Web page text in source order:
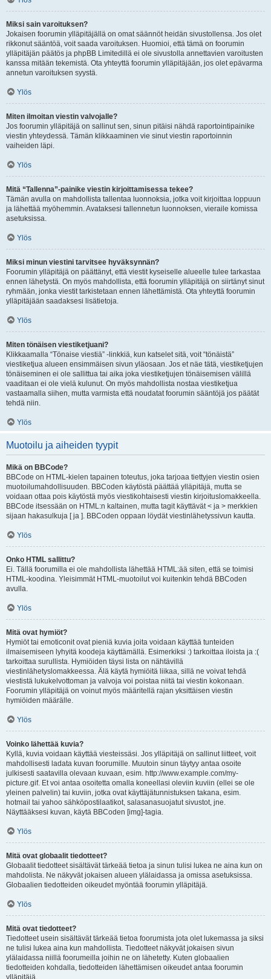
Miksi sain varoituksen?
Jokaisen foorumin ylläpitäjällä on omat säännöt heidän sivustollensa. Jos olet
rikkonut sääntöä, voit saada varoituksen. Huomioi, että tämä on foorumin
ylläpitäjän päätös ja phpBB Limitedillä ei ole sivustolla annettavien varoitusten
kanssa mitään tekemistä. Ota yhteyttä foorumin ylläpitäjään, jos olet epävarma
annetun varoituksen syystä.
Ylös
Miten ilmoitan viestin valvojalle?
Jos foorumin ylläpitäjä on sallinut sen, sinun pitäisi nähdä raportointipainike
viestin yhteydessä. Tämän klikkaaminen vie sinut viestin raportoinnin
vaiheiden läpi.
Ylös
Mitä “Tallenna”-painike viestin kirjoittamisessa tekee?
Tämän avulla on mahdollista tallentaa luonnoksia, jotka voit kirjoittaa loppuun
ja lähettää myöhemmin. Avataksesi tallennetun luonnoksen, vieraile komissa
asetuksissa.
Ylös
Miksi minun viestini tarvitsee hyväksynnän?
Foorumin ylläpitäjä on päättänyt, että viestit kyseiselle alueelle tulee tarkastaa
ennen lähetystä. On myös mahdollista, että foorumin ylläpitäjä on siirtänyt sinut
ryhmään, jonka viestit tarkistetaan ennen lähettämistä. Ota yhteyttä foorumin
ylläpitäjään saadaksesi lisätietoja.
Ylös
Miten tönäisen viestiketjuani?
Klikkaamalla “Tönaise viestiä” -linkkiä, kun katselet sitä, voit “tönäistä”
viestiketjua alueen ensimmäisen sivun yläosaan. Jos et näe tätä, viestiketjujen
tönäiseminen ei ole sallittua tai aika joka viestiketjujen tönäisemisen välillä
vaaditaan ei ole vielä kulunut. On myös mahdollista nostaa viestiketjua
vastaamalla siihen, mutta varmista että noudatat foorumin sääntöjä jos päätät
tehdä niin.
Ylös
Muotoilu ja aiheiden tyypit
Mikä on BBCode?
BBCode on HTML-kielen tapainen toteutus, joka tarjoaa tiettyjen viestin osien
muotoilumahdollisuuden. BBCoden käytöstä päättää ylläpitäjä, mutta se
voidaan ottaa pois käytöstä myös viestikohtaisesti viestin kirjoituslomakkeella.
BBCode itsessään on HTML:n kaltainen, mutta tagit käyttävät < ja > merkkien
sijaan hakasulkuja [ ja ]. BBCoden oppaan löydät viestinlähetyssivun kautta.
Ylös
Onko HTML sallittu?
Ei. Tällä foorumilla ei ole mahdollista lähettää HTML:ää siten, että se toimisi
HTML-koodina. Yleisimmät HTML-muotoilut voi kuitenkin tehdä BBCoden
avulla.
Ylös
Mitä ovat hymiöt?
Hymiöt tai emoticonit ovat pieniä kuvia joita voidaan käyttää tunteiden
ilmaisemiseen lyhyitä koodeja käyttämällä. Esimerkiksi :) tarkoittaa iloista ja :(
tarkoittaa surullista. Hymiöiden täysi lista on nähtävillä
viestinlähetyslomakkeessa. Älä käytä hymiöitä liikaa, sillä ne voivat tehdä
viestistä lukukelvottoman ja valvoja voi poistaa niitä tai viestin kokonaan.
Foorumin ylläpitäjä on voinut myös määritellä rajan yksittäisen viestin
hymiöiden määrälle.
Ylös
Voinko lähettää kuvia?
Kyllä, kuvia voidaan käyttää viesteissäsi. Jos ylläpitäjä on sallinut liitteet, voit
mahdollisesti ladata kuvan foorumille. Muutoin sinun täytyy antaa osoite
julkisesti saatavilla olevaan kuvaan, esim. http://www.example.com/my-
picture.gif. Et voi antaa osoitetta omalla koneellasi oleviin kuviin (ellei se ole
yleinen palvelin) tai kuviin, jotka ovat käyttäjätunnistuksen takana, esim.
hotmail tai yahoo sähköpostilaatikot, salasanasuojatut sivustot, jne.
Näyttääksesi kuvan, käytä BBCoden [img]-tagia.
Ylös
Mitä ovat globaalit tiedotteet?
Globaalit tiedotteet sisältävät tärkeää tietoa ja sinun tulisi lukea ne aina kun on
mahdolista. Ne näkyvät jokaisen alueen ylälaidassa ja omissa asetuksissa.
Globaalien tiedotteiden oikeudet myöntää foorumin ylläpitäjä.
Ylös
Mitä ovat tiedotteet?
Tiedotteet usein sisältävät tärkeää tietoa foorumista jota olet lukemassa ja siksi
ne tulisi lukea aina kun mahdollista. Tiedotteet näkyvät jokaisen sivun
ylälaidassa niillä foorumeilla joihin ne on lähetetty. Kuten globaalien
tiedotteiden kohdalla, tiedotteiden lähettämisen oikeudet antaa foorumin
ylläpitäjä.